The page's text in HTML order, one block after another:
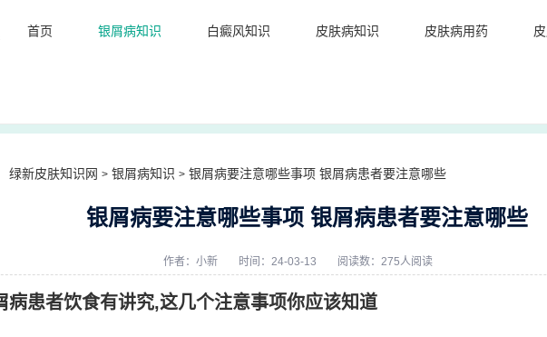
首页 银屑病知识 白癜风知识 皮肤病知识 皮肤病用药
绿新皮肤知识网 > 银屑病知识 > 银屑病要注意哪些事项 银屑病患者要注意哪些
银屑病要注意哪些事项 银屑病患者要注意哪些
作者：小新 时间：24-03-13 阅读数：275人阅读
病患者饮食有讲究,这几个注意事项你应该知道